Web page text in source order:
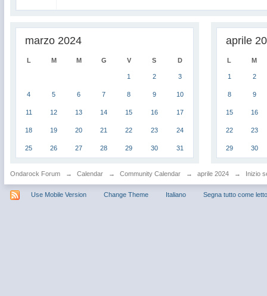
marzo 2024
L M M G V S D
1 2 3
4 5 6 7 8 9 10
11 12 13 14 15 16 17
18 19 20 21 22 23 24
25 26 27 28 29 30 31
aprile
L M
1 2
8 9
15 16
22 23
29 30
Ondarock Forum → Calendar → Community Calendar → aprile 2024 → Inizio
Use Mobile Version Change Theme Italiano Segna tutto come letto